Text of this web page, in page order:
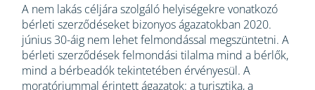
A nem lakás céljára szolgáló helyiségekre vonatkozó
bérleti szerződéseket bizonyos ágazatokban 2020.
június 30-áig nem lehet felmondással megszüntetni. A
bérleti szerződések felmondási tilalma mind a bérlők,
mind a bérbeadók tekintetében érvényesül. A
moratóriummal érintett ágazatok: a turisztika, a